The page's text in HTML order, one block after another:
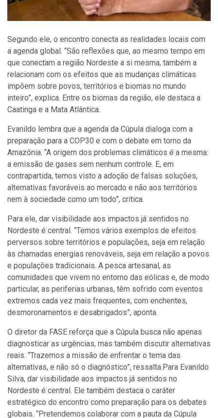
Segundo ele, o encontro conecta as realidades locais com
a agenda global. “São reflexões que, ao mesmo tempo em
que conectam a região Nordeste a si mesma, também a
relacionam com os efeitos que as mudanças climáticas
impõem sobre povos, territórios e biomas no mundo
inteiro”, explica. Entre os biomas da região, ele destaca a
Caatinga e a Mata Atlântica.
Evanildo lembra que a agenda da Cúpula dialoga com a
preparação para a COP30 e com o debate em torno da
Amazônia. “A origem dos problemas climáticos é a mesma:
a emissão de gases sem nenhum controle. E, em
contrapartida, temos visto a adoção de falsas soluções,
alternativas favoráveis ao mercado e não aos territórios
nem à sociedade como um todo”, critica.
Para ele, dar visibilidade aos impactos já sentidos no
Nordeste é central. “Temos vários exemplos de efeitos
perversos sobre territórios e populações, seja em relação
às chamadas energias renováveis, seja em relação a povos
e populações tradicionais. A pesca artesanal, as
comunidades que vivem no entorno das eólicas e, de modo
particular, as periferias urbanas, têm sofrido com eventos
extremos cada vez mais frequentes, com enchentes,
desmoronamentos e desabrigados”, aponta.
O diretor da FASE reforça que a Cúpula busca não apenas
diagnosticar as urgências, mas também discutir alternativas
reais. “Trazemos a missão de enfrentar o tema das
alternativas, e não só o diagnóstico”, ressalta.Para Evanildo
Silva, dar visibilidade aos impactos já sentidos no
Nordeste é central. Ele também destaca o caráter
estratégico do encontro como preparação para os debates
globais. “Pretendemos colaborar com a pauta da Cúpula